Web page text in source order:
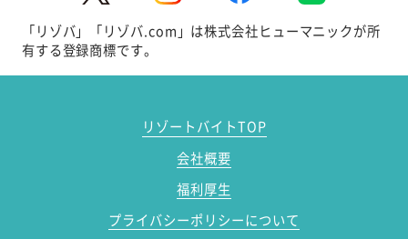
「リゾバ」「リゾバ.com」は株式会社ヒューマニックが所
有する登録商標です。
リゾートバイトTOP
会社概要
福利厚生
プライバシーポリシーについて